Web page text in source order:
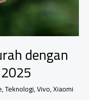
dengan
,Teknologi,Vivo,Xiaomi